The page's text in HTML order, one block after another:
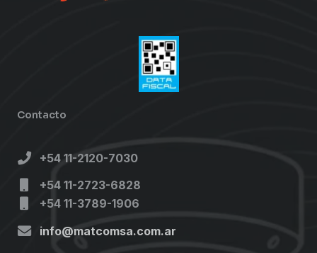
Contacto
+54 11-2120-7030
+54 11-2723-6828
+54 11-3789-1906
info@matcomsa.com.ar